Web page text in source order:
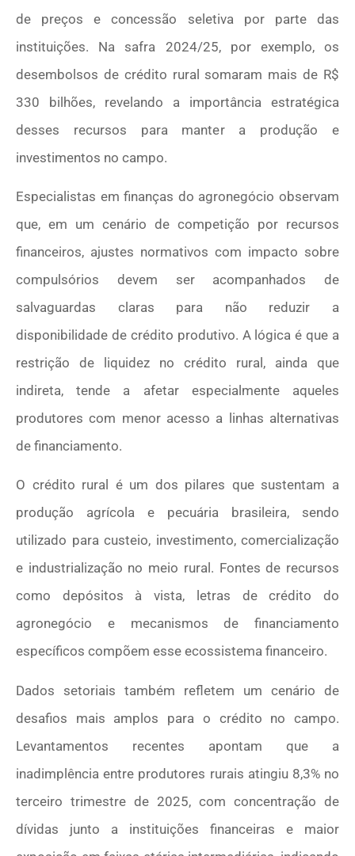
de preços e concessão seletiva por parte das
instituições. Na safra 2024/25, por exemplo, os
desembolsos de crédito rural somaram mais de R$
330 bilhões, revelando a importância estratégica
desses recursos para manter a produção e
investimentos no campo.
Especialistas em finanças do agronegócio observam
que, em um cenário de competição por recursos
financeiros, ajustes normativos com impacto sobre
compulsórios devem ser acompanhados de
salvaguardas claras para não reduzir a
disponibilidade de crédito produtivo. A lógica é que a
restrição de liquidez no crédito rural, ainda que
indireta, tende a afetar especialmente aqueles
produtores com menor acesso a linhas alternativas
de financiamento.
O crédito rural é um dos pilares que sustentam a
produção agrícola e pecuária brasileira, sendo
utilizado para custeio, investimento, comercialização
e industrialização no meio rural. Fontes de recursos
como depósitos à vista, letras de crédito do
agronegócio e mecanismos de financiamento
específicos compõem esse ecossistema financeiro.
Dados setoriais também refletem um cenário de
desafios mais amplos para o crédito no campo.
Levantamentos recentes apontam que a
inadimplência entre produtores rurais atingiu 8,3% no
terceiro trimestre de 2025, com concentração de
dívidas junto a instituições financeiras e maior